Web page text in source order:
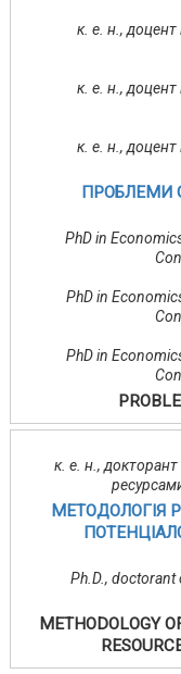
к. е. н., доцент
к. е. н., доцент
к. е. н., доцент
ПРОБЛЕМИ
PhD in
PhD in
PhD in
к. е. н.,
МЕТОДОЛОГІЯ
Ph.D.,
METHODOLOGY